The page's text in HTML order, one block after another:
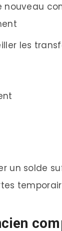
nouveau
les
un solde